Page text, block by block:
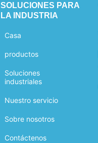
SOLUCIONES PARA
LA INDUSTRIA
Casa
productos
Soluciones
industriales
Nuestro servicio
Sobre nosotros
Contáctenos